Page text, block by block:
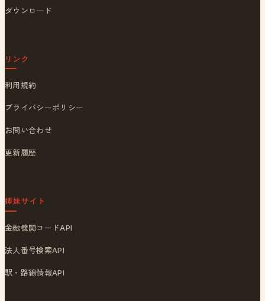
ダウンロード
リンク
利用規約
プライバシーポリシー
お問い合わせ
更新履歴
姉妹サイト
金融機関コードAPI
法人番号検索API
駅・路線情報API